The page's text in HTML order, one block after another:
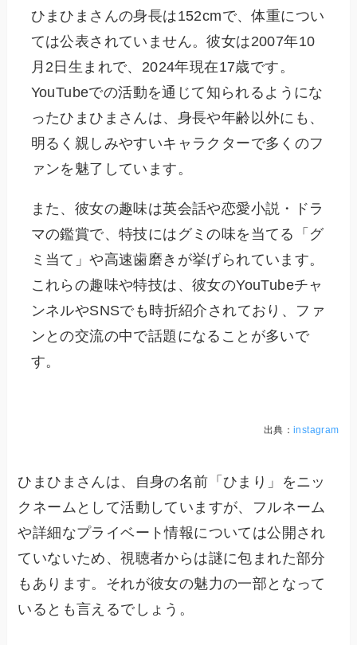
ひまひまさんの身長は152cmで、体重につい
ては公表されていません。彼女は2007年10
月2日生まれで、2024年現在17歳です。
YouTubeでの活動を通じて知られるようにな
ったひまひまさんは、身長や年齢以外にも、
明るく親しみやすいキャラクターで多くのフ
ァンを魅了しています。
また、彼女の趣味は英会話や恋愛小説・ドラ
マの鑑賞で、特技にはグミの味を当てる「グ
ミ当て」や高速歯磨きが挙げられています。
これらの趣味や特技は、彼女のYouTubeチャ
ンネルやSNSでも時折紹介されており、ファ
ンとの交流の中で話題になることが多いで
す。
出典： instagram
ひまひまさんは、自身の名前「ひまり」をニッ
クネームとして活動していますが、フルネーム
や詳細なプライベート情報については公開され
ていないため、視聴者からは謎に包まれた部分
もあります。それが彼女の魅力の一部となって
いるとも言えるでしょう。